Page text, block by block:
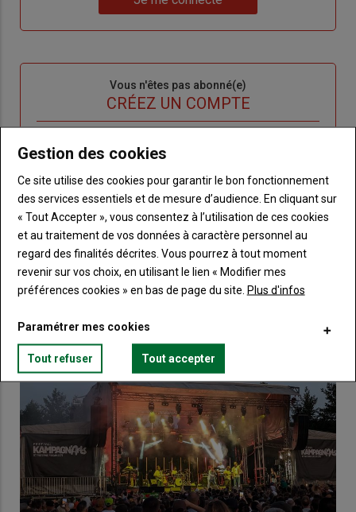
de
me
Vous n'êtes pas abonné(e)
CRÉEZ UN COMPTE
Body Choisissez votre formule et créez votre
compte pour accéder à tout Terre de
Touraine.
Lien Créez un compte
VOUS AIMEREZ AUSSI
Gestion des cookies
Ce site utilise des cookies pour garantir le bon fonctionnement
des services essentiels et de mesure d’audience. En cliquant sur
« Tout Accepter », vous consentez à l’utilisation de ces cookies
et au traitement de vos données à caractère personnel au
regard des finalités décrites. Vous pourrez à tout moment
revenir sur vos choix, en utilisant le lien « Modifier mes
préférences cookies » en bas de page du site. Plus d'infos
Paramétrer mes cookies
Tout refuser Tout accepter